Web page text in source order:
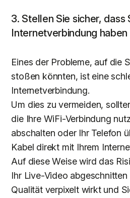
3. Stellen Sie sicher, dass
Internetverbindung haben
Eines der Probleme, auf die
stoßen könnten, ist eine
Internetverbindung.
Um dies zu vermeiden,
die Ihre WiFi-Verbindung
abschalten oder Ihr Telefon
Kabel direkt mit Ihrem
Auf diese Weise wird das
Ihr Live-Video
Qualität verpixelt wirkt und